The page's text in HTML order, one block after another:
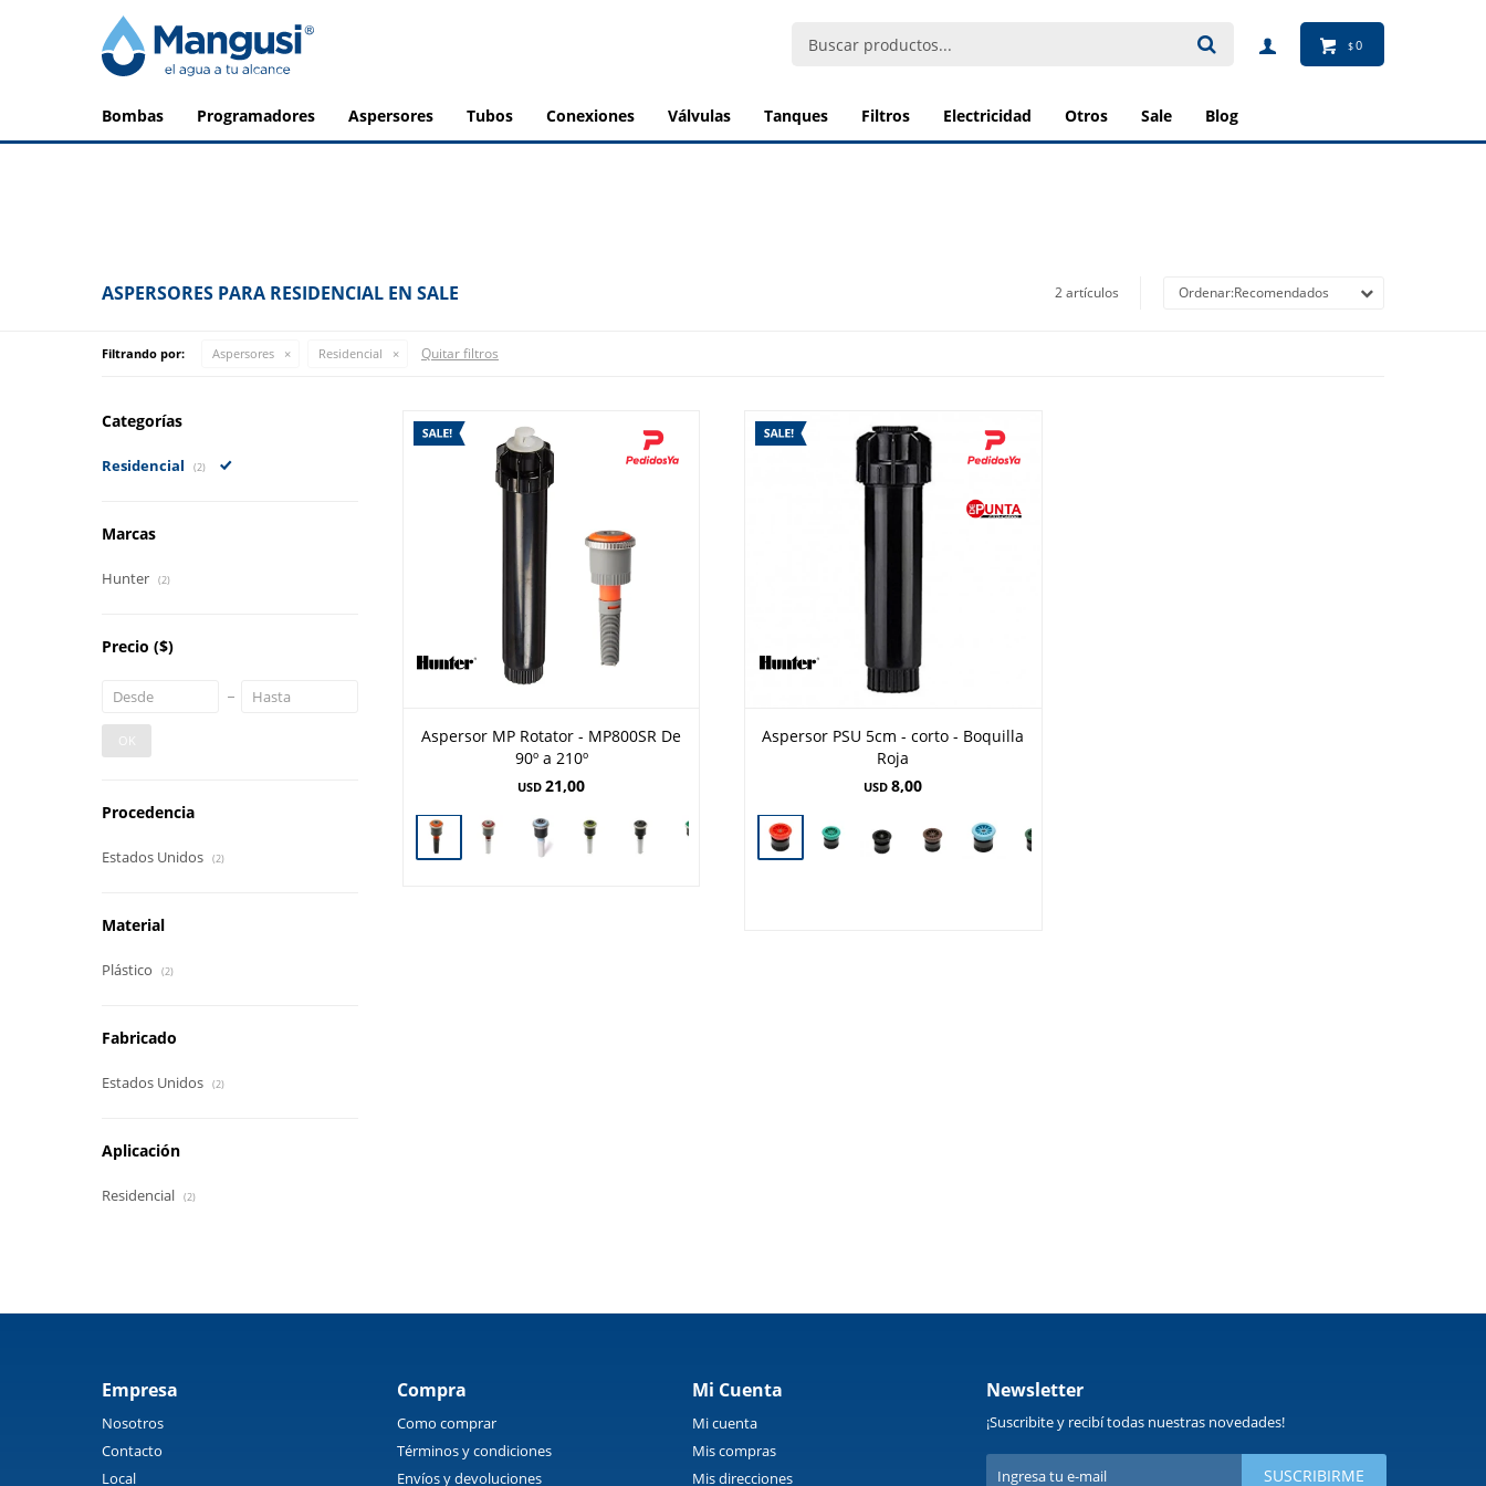
bombas programadores aspersores tubos conexiones válvulas tanques filtros electricidad otros sale blog
$0
ASPERSORES PARA RESIDENCIAL EN SALE 2 artículos Recomendados
Filtrando por: Aspersores Residencial Quitar filtros
Aspersor MP Rotator - MP800SR De
90º a 210º
USD 21,00
Aspersor PSU 5cm - corto - Boquilla
Roja
USD 8,00
Categorías
Residencial (2)
Marcas
Hunter (2)
Precio ($)
OK
Procedencia
Estados Unidos (2)
Material
Plástico (2)
Fabricado
Estados Unidos (2)
Aplicación
Residencial (2)
Empresa
Nosotros
Contacto
Local
Compra
Como comprar
Términos y condiciones
Envíos y devoluciones
Mi Cuenta
Mi cuenta
Mis compras
Mis direcciones
Newsletter
¡Suscribite y recibí todas nuestras novedades!
SUSCRIBIRME